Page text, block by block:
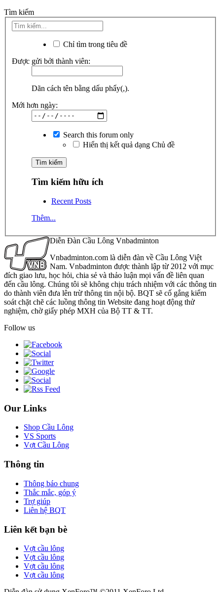
Tìm kiếm
Chỉ tìm trong tiêu đề
Được gửi bởi thành viên:
Dãn cách tên bằng dấu phẩy(,).
Mới hơn ngày:
Search this forum only
Hiển thị kết quả dạng Chủ đề
Tìm kiếm hữu ích
Recent Posts
Thêm...
Diễn Đàn Cầu Lông Vnbadminton
Vnbadminton.com là diễn đàn về Cầu Lông Việt
Nam. Vnbadminton được thành lập từ 2012 với mục
đích giao lưu, học hỏi, chia sẻ và thảo luận mọi vấn đề liên quan
đến cầu lông. Chúng tôi sẽ không chịu trách nhiệm với các thông tin
do thành viên đưa lên trừ thông tin nội bộ. BQT sẽ cố gắng kiểm
soát chặt chẽ các luồng thông tin Website đang hoạt động thử
nghiệm, chờ giấy phép MXH của Bộ TT & TT.
Follow us
Our Links
Shop Cầu Lông
VS Sports
Vợt Cầu Lông
Thông tin
Thông báo chung
Thắc mắc, góp ý
Trợ giúp
Liên hệ BQT
Liên kết bạn bè
Vợt cầu lông
Vợt cầu lông
Vợt cầu lông
Vợt cầu lông